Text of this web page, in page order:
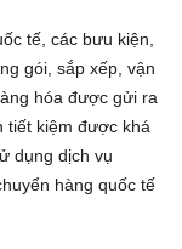
tế, các bưu kiện,
gói, sắp xếp, vận
hóa được gửi ra
tiết kiệm được khá
dụng dịch vụ
hàng quốc tế